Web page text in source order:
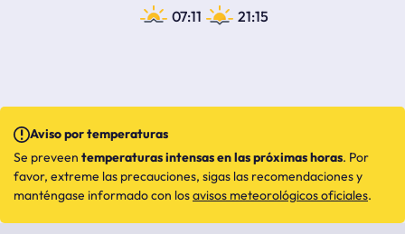
07:11 21:15
Aviso por temperaturas
Se preveen temperaturas intensas en las próximas horas. Por
favor, extreme las precauciones, sigas las recomendaciones y
manténgase informado con losavisos meteorológicos oficiales.